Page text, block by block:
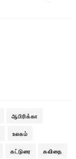
ஆபிரிக்கா
உலகம்
கட்டுரை கவிதை